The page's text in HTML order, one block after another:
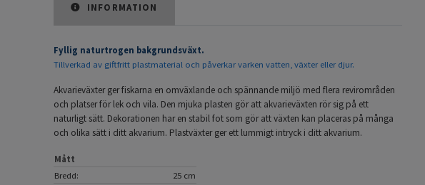
INFORMATION
Fyllig naturtrogen bakgrundsväxt.
Tillverkad av giftfritt plastmaterial och påverkar varken vatten, växter eller djur.
Akvarieväxter ger fiskarna en omväxlande och spännande miljö med flera revirområden
och platser för lek och vila. Den mjuka plasten gör att akvarieväxten rör sig på ett
naturligt sätt. Dekorationen har en stabil fot som gör att växten kan placeras på många
och olika sätt i ditt akvarium. Plastväxter ger ett lummigt intryck i ditt akvarium.
Mått
Bredd:
25 cm